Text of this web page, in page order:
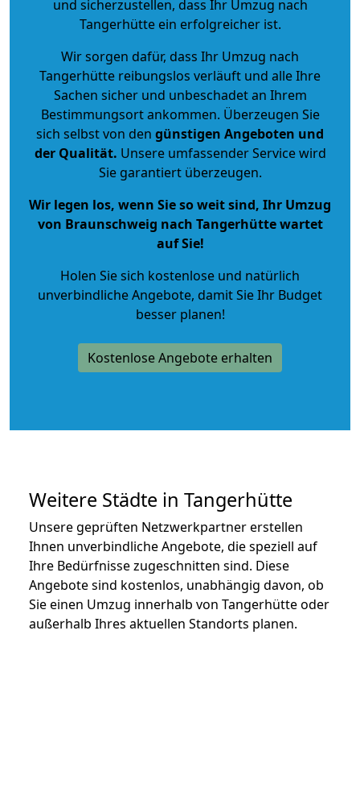
und sicherzustellen, dass Ihr Umzug nach
Tangerhütte ein erfolgreicher ist.
Wir sorgen dafür, dass Ihr Umzug nach
Tangerhütte reibungslos verläuft und alle Ihre
Sachen sicher und unbeschadet an Ihrem
Bestimmungsort ankommen. Überzeugen Sie
sich selbst von den günstigen Angeboten und
der Qualität. Unsere umfassender Service wird
Sie garantiert überzeugen.
Wir legen los, wenn Sie so weit sind, Ihr Umzug
von Braunschweig nach Tangerhütte wartet
auf Sie!
Holen Sie sich kostenlose und natürlich
unverbindliche Angebote, damit Sie Ihr Budget
besser planen!
Kostenlose Angebote erhalten
Weitere Städte in Tangerhütte
Unsere geprüften Netzwerkpartner erstellen
Ihnen unverbindliche Angebote, die speziell auf
Ihre Bedürfnisse zugeschnitten sind. Diese
Angebote sind kostenlos, unabhängig davon, ob
Sie einen Umzug innerhalb von Tangerhütte oder
außerhalb Ihres aktuellen Standorts planen.